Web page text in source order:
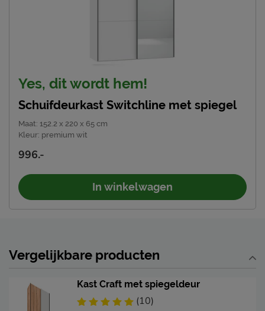
Yes, dit wordt hem!
Schuifdeurkast Switchline met spiegel
Maat: 152.2 x 220 x 65 cm
Kleur: premium wit
996.-
In winkelwagen
Vergelijkbare producten
Kast Craft met spiegeldeur
(10)